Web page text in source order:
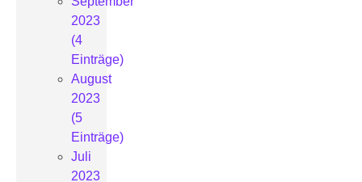
2023
(4
Einträge)
August
2023
(5
Einträge)
Juli
2023